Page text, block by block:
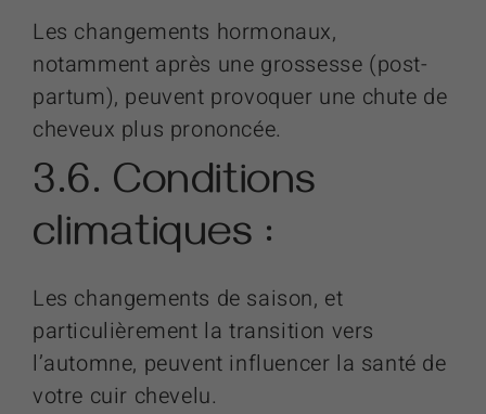
Les changements hormonaux,
notamment après une grossesse (post-
partum), peuvent provoquer une chute de
cheveux plus prononcée.
3.6. Conditions
climatiques :
Les changements de saison, et
particulièrement la transition vers
l’automne, peuvent influencer la santé de
votre cuir chevelu.